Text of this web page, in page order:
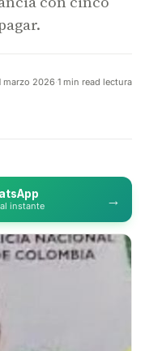
marzo 2026·1 min read lectura
instante →